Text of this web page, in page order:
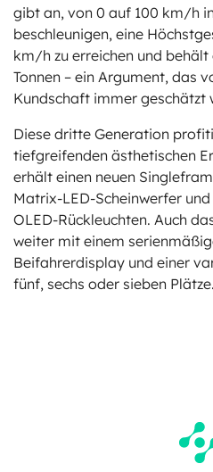
gibt an, von 0 auf 100 km/h
beschleunigen, eine
km/h zu erreichen und behält
Tonnen – ein Argument, das
Kundschaft immer geschätzt
Diese dritte Generation
tiefgreifenden ästhetischen
erhält einen neuen
Matrix-LED-Scheinwerfer
OLED-Rückleuchten. Auch
weiter mit einem
Beifahrerdisplay und einer
fünf, sechs oder sieben Plätze.